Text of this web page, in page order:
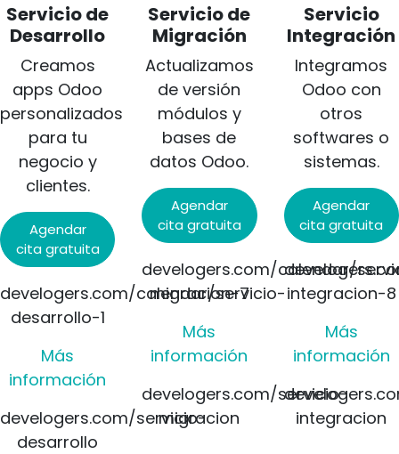
Servicio de
Desarrollo
Creamos
apps Odoo
personalizados
para tu
negocio y
clientes.
Agendar
cita gratuita
develogers.com/calendar/servicio-
desarrollo-1
Más
información
develogers.com/servicio-
desarrollo
Servicio de
Migración
Actualizamos
de versión
módulos y
bases de
datos Odoo.
Agendar
cita gratuita
develogers.com/calendar/
migracion-7
Más
información
develogers.com/servicio-
migracion
Servicio
Integración
Integramos
Odoo con
otros
softwares o
sistemas.
Agendar
cita gratuita
integracion-8
Más
información
integracion